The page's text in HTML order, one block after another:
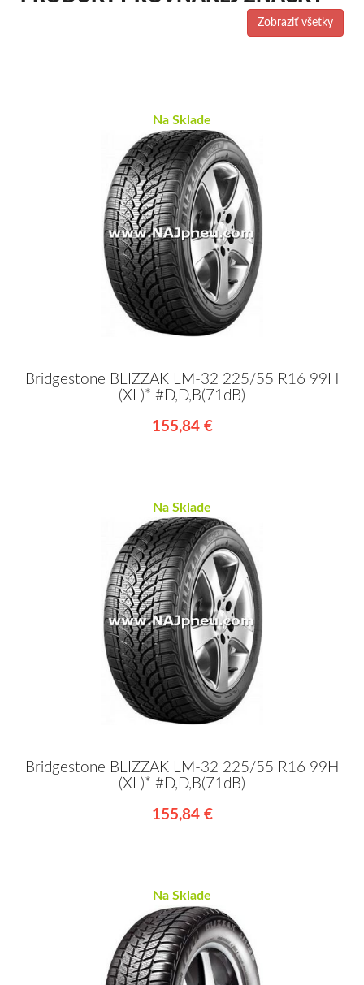
Zobraziť všetky
Na Sklade
Bridgestone BLIZZAK LM-32 225/55 R16 99H
(XL)* #D,D,B(71dB)
155,84 €
Na Sklade
Bridgestone BLIZZAK LM-32 225/55 R16 99H
(XL)* #D,D,B(71dB)
155,84 €
Na Sklade